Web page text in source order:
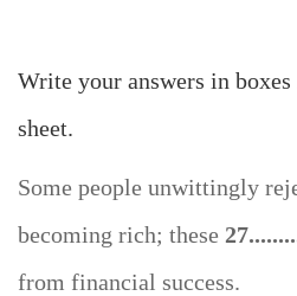
Write your answers in boxes
sheet.
Some people unwittingly
becoming rich; these
from financial success.